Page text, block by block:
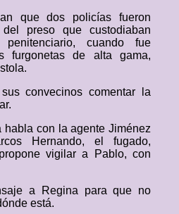
que dos policías fueron
preso que custodiaban
cuando fue
furgonetas de alta gama,
convecinos comentar la
habla con la agente Jiménez
Hernando, el fugado,
vigilar a Pablo, con
a Regina para que no
está.